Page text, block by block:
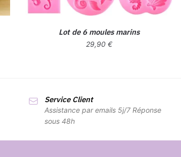
Lot de 6 moules marins
29,90€
Service Client
Assistance par emails 5j/7 Réponse
sous 48h